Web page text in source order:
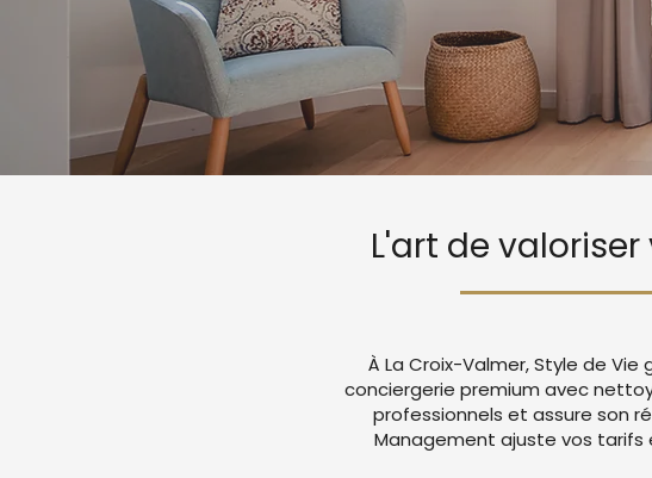
L'art de
À La Croix-Valmer, Style de
conciergerie premium avec
professionnels et assure son
Management ajuste vos